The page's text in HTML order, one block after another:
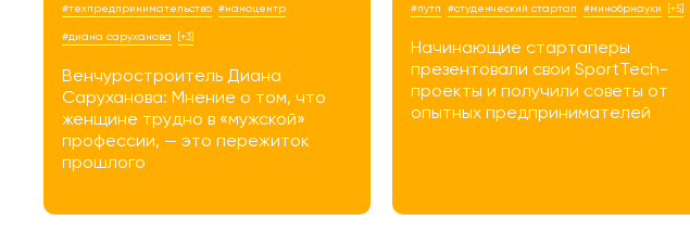
#техпредпринимательство #наноцентр
#диана саруханова [+3]
Венчуростроитель Диана
Саруханова: Мнение о том, что
женщине трудно в «мужской»
профессии, — это пережиток
прошлого
#путп #студенческий стартап #минобрнауки [+5]
Начинающие стартаперы
презентовали свои SportTech-
проекты и получили советы от
опытных предпринимателей